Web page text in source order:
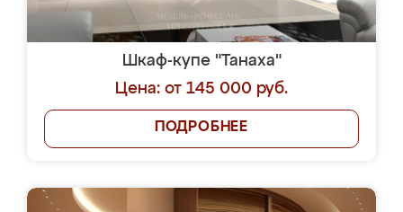
Шкаф-купе "Танаха"
Цена: от 145 000 руб.
ПОДРОБНЕЕ